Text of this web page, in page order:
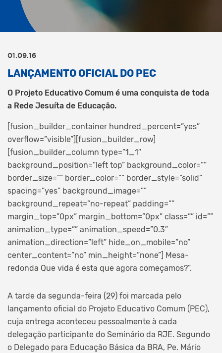
01.09.16
LANÇAMENTO OFICIAL DO PEC
O Projeto Educativo Comum é uma conquista de toda
a Rede Jesuíta de Educação.
[fusion_builder_container hundred_percent=”yes”
overflow=”visible”][fusion_builder_row]
[fusion_builder_column type=”1_1″
background_position=”left top” background_color=””
border_size=”” border_color=”” border_style=”solid”
spacing=”yes” background_image=””
background_repeat=”no-repeat” padding=””
margin_top=”0px” margin_bottom=”0px” class=”” id=””
animation_type=”” animation_speed=”0.3″
animation_direction=”left” hide_on_mobile=”no”
center_content=”no” min_height=”none”] Mesa-
redonda Que vida é esta que agora começamos?”.
A tarde da segunda-feira (29) foi marcada pelo
lançamento oficial do Projeto Educativo Comum (PEC),
cuja entrega aconteceu pessoalmente à cada
delegação participante do Seminário da RJE. Segundo
o Delegado para Educação Básica da BRA, Pe. Mário